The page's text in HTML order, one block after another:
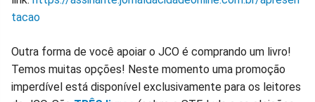
tacao
Outra forma de você apoiar o JCO é comprando um livro!
Temos muitas opções! Neste momento uma promoção
imperdível está disponível exclusivamente para os leitores